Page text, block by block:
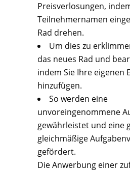
Preisverlosungen,
Teilnehmernamen
Rad drehen.
Um dies zu
das neues Rad und
indem Sie Ihre eigenen
hinzufügen.
So werden eine
unvoreingenommene
gewährleistet und eine
gleichmäßige
gefördert.
Die Anwerbung einer